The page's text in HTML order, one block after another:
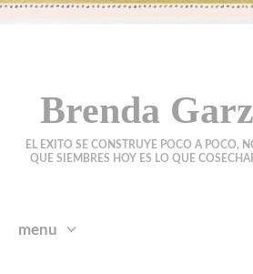
Brenda
EL EXITO SE CONSTRUYE POCO A POCO,
QUE SIEMBRES HOY ES LO QUE
menu